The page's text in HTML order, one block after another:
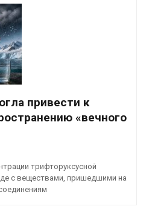
привести к
«вечного
трифторуксусной
с веществами, пришедшими на